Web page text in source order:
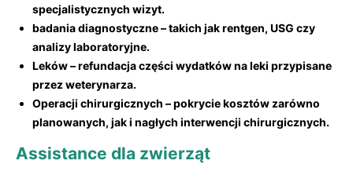
specjalistycznych wizyt.
badania diagnostyczne– takich jak rentgen, USG czy
analizy laboratoryjne.
Leków– refundacja części wydatków na leki przypisane
⁤przez weterynarza.
Operacji chirurgicznych – pokrycie kosztów zarówno
planowanych, jak i nagłych interwencji chirurgicznych.
Assistance dla ‍zwierząt